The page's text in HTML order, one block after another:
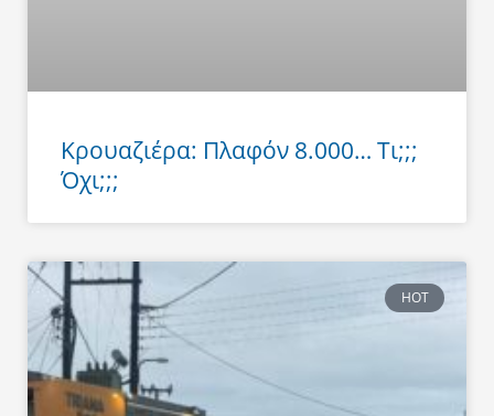
Κρουαζιέρα: Πλαφόν 8.000… Τι;;;
Όχι;;;
HOT